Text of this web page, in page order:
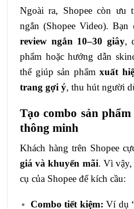
Ngoài ra, Shopee còn ưu
ngắn (Shopee Video). Bạn
review ngắn 10–30 giây,
phẩm hoặc hướng dẫn
thể giúp sản phẩm xuất
trang gợi ý, thu hút người
Tạo combo sản
thông minh
Khách hàng trên Shopee
giá và khuyến mãi. Vì vậy,
cụ của Shopee để kích cầu:
Combo tiết kiệm: Ví dụ